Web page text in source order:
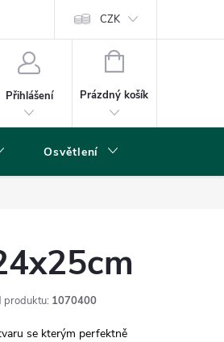
CZK
Přihlášení
NÁKUPNÍ
Prázdný košík
Osvětlení
produktu: 1070400
se kterým perfektně